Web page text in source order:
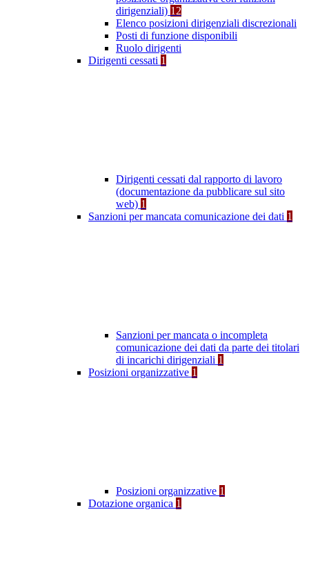
dirigenziali) 12
Elenco posizioni dirigenziali discrezionali
Posti di funzione disponibili
Ruolo dirigenti
Dirigenti cessati 1
Dirigenti cessati dal rapporto di lavoro
(documentazione da pubblicare sul sito
web) 1
Sanzioni per mancata comunicazione dei dati 1
Sanzioni per mancata o incompleta
comunicazione dei dati da parte dei titolari
di incarichi dirigenziali 1
Posizioni organizzative 1
Posizioni organizzative 1
Dotazione organica 1